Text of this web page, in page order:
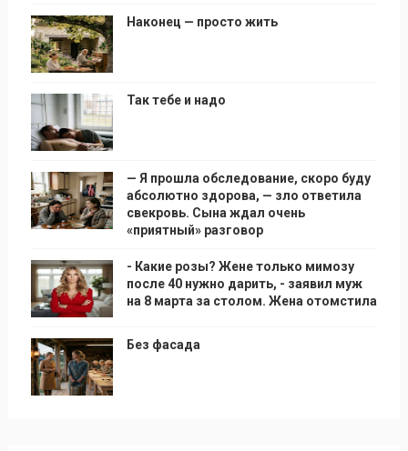
Наконец — просто жить
Так тебе и надо
— Я прошла обследование, скоро буду
абсолютно здорова, — зло ответила
свекровь. Сына ждал очень
«приятный» разговор
- Какие розы? Жене только мимозу
после 40 нужно дарить, - заявил муж
на 8 марта за столом. Жена отомстила
Без фасада